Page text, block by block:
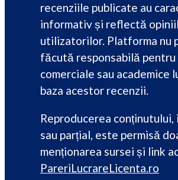
recenziile publicate au
informativ și reflectă
utilizatorilor. Platforma nu
făcută responsabilă
comerciale sau academice
baza acestor recenzii.
Reproducerea
sau parțial, este permisă
menționarea sursei și link
PareriLucrareLicenta.ro